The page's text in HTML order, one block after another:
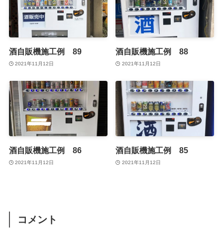
酒自販機施工例 89
2021年11月12日
酒自販機施工例 88
2021年11月12日
酒自販機施工例 86
2021年11月12日
酒自販機施工例 85
2021年11月12日
コメント